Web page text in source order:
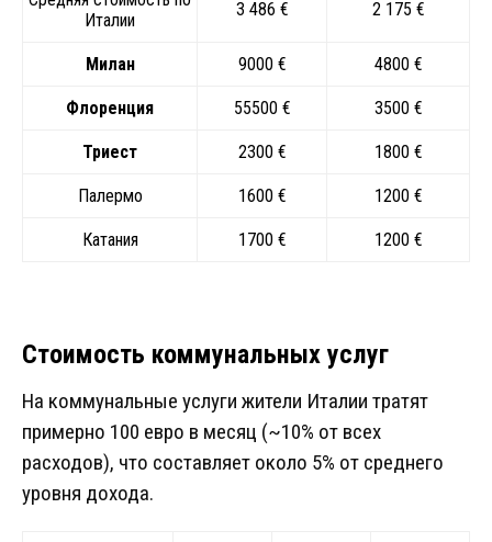
Италии
3 486 € 2 175 €
Милан 9000 € 4800 €
Флоренция 55500 € 3500 €
Триест 2300 € 1800 €
Палермо 1600 € 1200 €
Катания 1700 € 1200 €
Стоимость коммунальных услуг
На коммунальные услуги жители Италии тратят
примерно 100 евро в месяц (~10% от всех
расходов), что составляет около 5% от среднего
уровня дохода.